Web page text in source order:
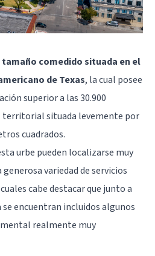
tamaño comedido situada en el
de Texas, la cual posee
superior a las 30.900
territorial situada levemente por
cuadrados.
urbe pueden localizarse muy
variedad de servicios
cabe destacar que junto a
encuentran incluidos algunos
realmente muy